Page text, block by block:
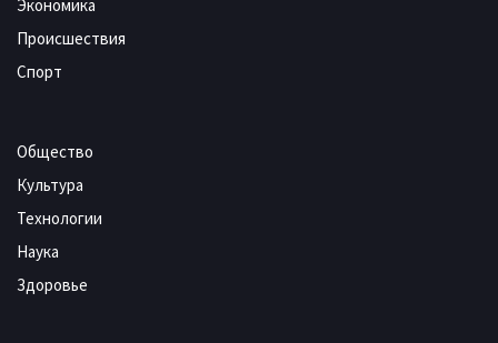
Экономика
Происшествия
Спорт
Общество
Культура
Технологии
Наука
Здоровье